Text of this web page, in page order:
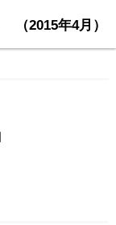
（2015年4月）